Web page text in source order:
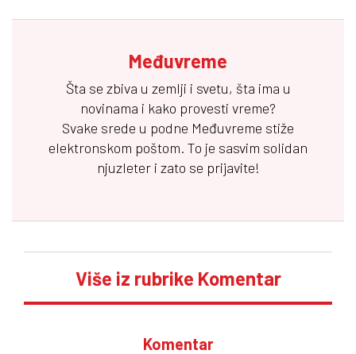
Međuvreme
Šta se zbiva u zemlji i svetu, šta ima u
novinama i kako provesti vreme?
Svake srede u podne Međuvreme stiže
elektronskom poštom. To je sasvim solidan
njuzleter i zato se prijavite!
Više iz rubrike Komentar
Komentar